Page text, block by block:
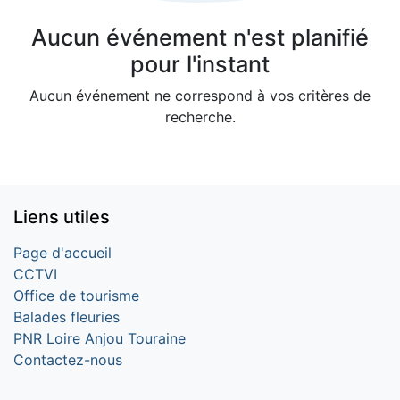
Aucun événement n'est planifié
pour l'instant
Aucun événement ne correspond à vos critères de
recherche.
Liens utiles
Page d'accueil
CCTVI
Office de tourisme
Balades fleuries
PNR Loire Anjou Touraine
Contactez-nous